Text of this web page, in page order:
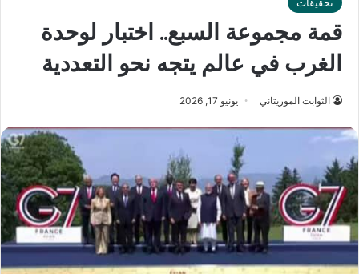
قمة مجموعة السبع.. اختبار لوحدة
الغرب في عالم يتجه نحو التعددية
الثوابت الموريتاني يونيو 17, 2026